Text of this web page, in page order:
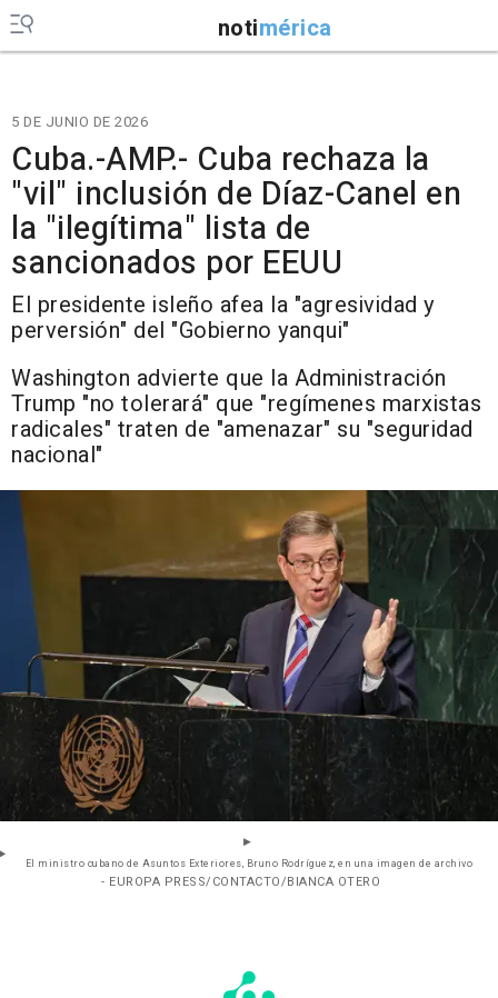
notimérica
5 DE JUNIO DE 2026
Cuba.-AMP.- Cuba rechaza la
"vil" inclusión de Díaz-Canel en
la "ilegítima" lista de
sancionados por EEUU
El presidente isleño afea la "agresividad y
perversión" del "Gobierno yanqui"
Washington advierte que la Administración
Trump "no tolerará" que "regímenes marxistas
radicales" traten de "amenazar" su "seguridad
nacional"
El ministro cubano de Asuntos Exteriores, Bruno Rodríguez, en una imagen de archivo
- EUROPA PRESS/CONTACTO/BIANCA OTERO